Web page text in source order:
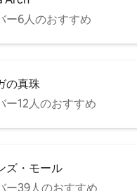
ー6人のおすすめ
の真珠
ー12人のおすすめ
ズ・モール
ー39人のおすすめ